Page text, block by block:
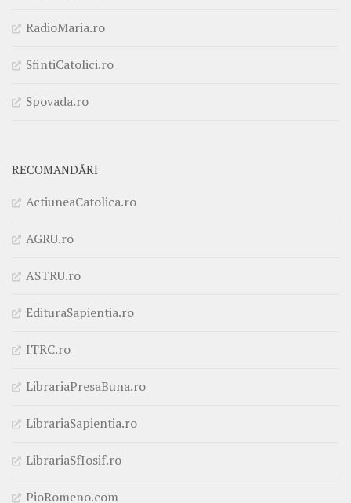
RadioMaria.ro
SfintiCatolici.ro
Spovada.ro
RECOMANDĂRI
ActiuneaCatolica.ro
AGRU.ro
ASTRU.ro
EdituraSapientia.ro
ITRC.ro
LibrariaPresaBuna.ro
LibrariaSapientia.ro
LibrariaSfIosif.ro
PioRomeno.com